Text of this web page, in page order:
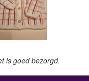
is goed bezorgd.